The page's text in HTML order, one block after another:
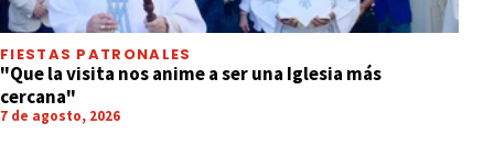
FIESTAS PATRONALES
"Que la visita nos anime a ser una Iglesia más
cercana"
7 de agosto, 2026